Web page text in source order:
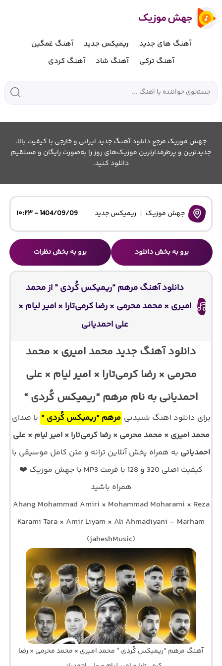
آهنگ های جدید ریمیکس جدید
آهنگ غمگین
آهنگ ترکی
آهنگ شاد آهنگ کردی
جهش موزیک مرجع دانلود آهنگ جدید ایرانی و خارجی با کیفیت بالا.
جدیدترین و پرطرفدارترین موزیک‌های روز را به‌صورت رایگان و مستقیم
دانلود کنید.
جهش موزیک ریمیکس جدید 1404/09/09 - ۱۰:۲۳
برو به بخش دانلود برو به بخش نظرات
دانلود آهنگ مرهم “ریمیکس کُردی ” از محمد
امیری × محمد محرمی × رضا کرمی‌تارا × امیر لیام ×
علی احمدیانی
دانلود آهنگ جدید محمد امیری × محمد
محرمی × رضا کرمی‌تارا × امیر لیام × علی
احمدیانی به نام مرهم “ریمیکس کُردی “
برای دانلود اهنگ شنیدنی مرهم “ریمیکس کُردی “ با صدای
محمد امیری × محمد محرمی × رضا کرمی‌تارا × امیر لیام × علی
احمدیانی به همراه پخش آنلاین ترانه و متن کامل موسیقی با
کیفیت اصلی 320 و 128 با فرمت MP3 با جهش موزیک ❤️
همراه باشید
Ahang Mohammad Amiri × Mohammad Moharami × Reza
Karami Tara × Amir Liyam × Ali Ahmadiyani – Marham
(jaheshMusic)
آهنگ مرهم “ریمیکس کُردی ” محمد امیری × محمد محرمی × رضا